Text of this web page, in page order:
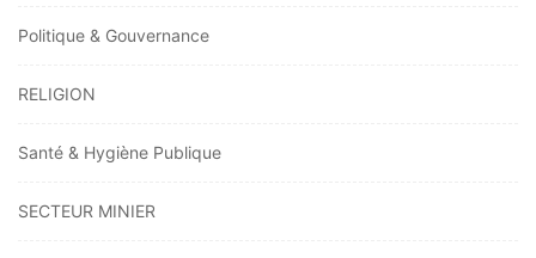
Politique & Gouvernance
RELIGION
Santé & Hygiène Publique
SECTEUR MINIER